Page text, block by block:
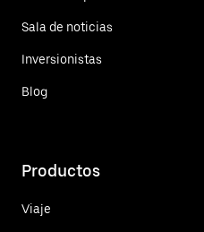
Sala de noticias
Inversionistas
Blog
Productos
Viaje